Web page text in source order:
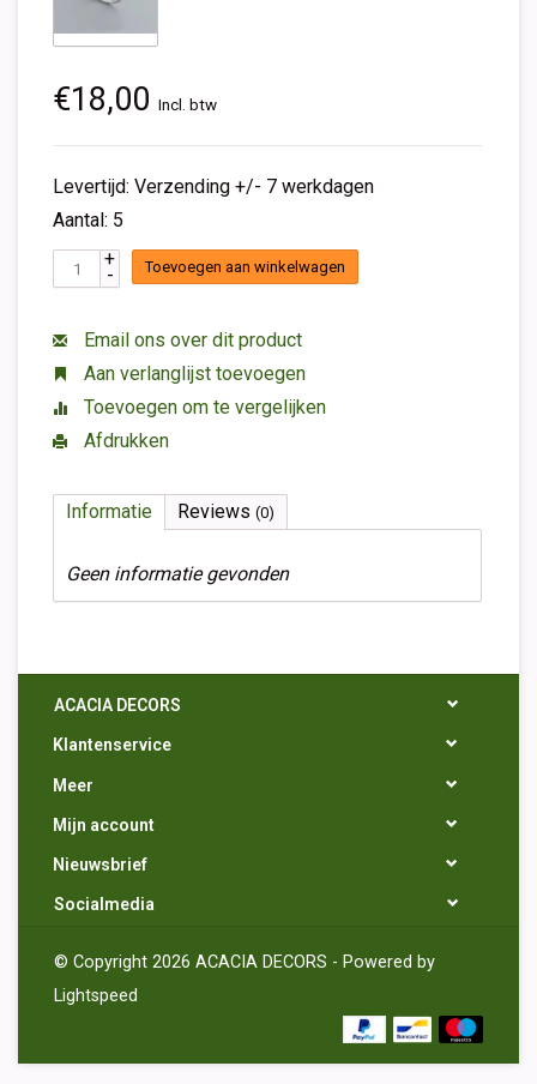
€18,00 Incl. btw
Levertijd: Verzending +/- 7 werkdagen
Aantal: 5
+
- Toevoegen aan winkelwagen
Email ons over dit product
Aan verlanglijst toevoegen
Toevoegen om te vergelijken
Afdrukken
Informatie Reviews (0)
Geen informatie gevonden
ACACIA DECORS
Klantenservice
Meer
Mijn account
Nieuwsbrief
Socialmedia
© Copyright 2026 ACACIA DECORS - Powered by
Lightspeed